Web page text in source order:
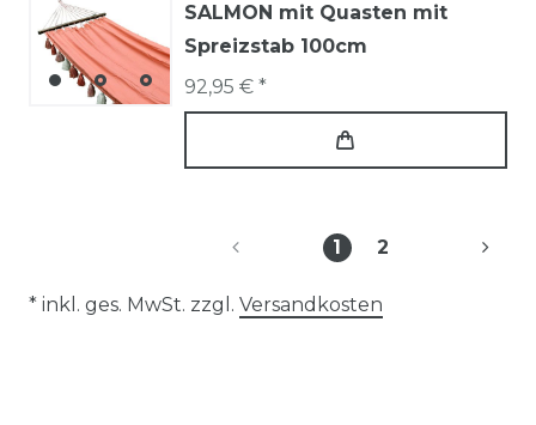
SALMON mit Quasten mit
Spreizstab 100cm
92,95 € *
1 2
* inkl. ges. MwSt. zzgl. Versandkosten